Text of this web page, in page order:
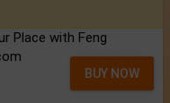
Place with Feng
BUY NOW